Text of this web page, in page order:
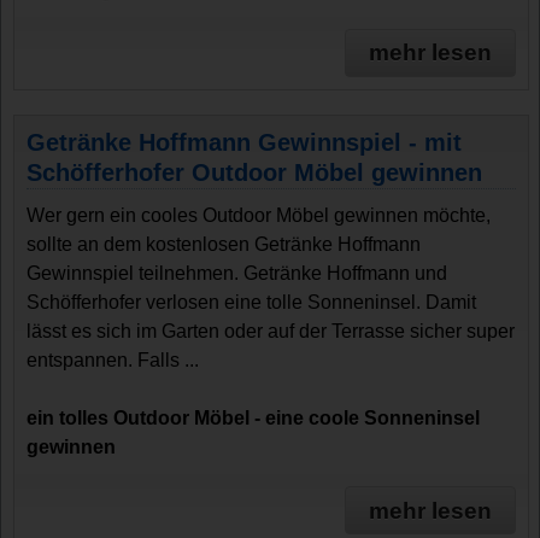
mehr lesen
Getränke Hoffmann Gewinnspiel - mit
Schöfferhofer Outdoor Möbel gewinnen
Wer gern ein cooles Outdoor Möbel gewinnen möchte,
sollte an dem kostenlosen Getränke Hoffmann
Gewinnspiel teilnehmen. Getränke Hoffmann und
Schöfferhofer verlosen eine tolle Sonneninsel. Damit
lässt es sich im Garten oder auf der Terrasse sicher super
entspannen. Falls ...
ein tolles Outdoor Möbel - eine coole Sonneninsel
gewinnen
mehr lesen